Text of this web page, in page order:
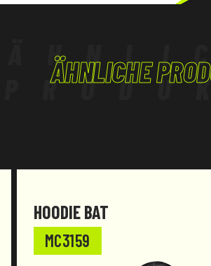
DIENSTLEISTUNGSSEKTOR,
ÄHNLICHE
HOODIE BAT
MC3159